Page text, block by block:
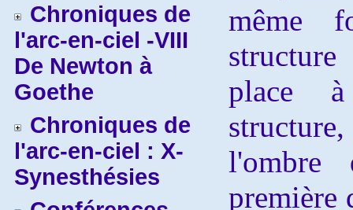
Chroniques de
l'arc-en-ciel -VIII
De Newton à
Goethe
Chroniques de
l'arc-en-ciel : X-
Synesthésies
même
place
première